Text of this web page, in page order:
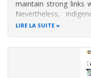
maintain strong links
Nevertheless,
migration and
LIRE LA SUITE